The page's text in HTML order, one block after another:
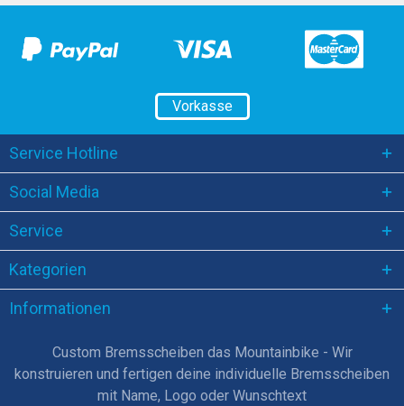
Vorkasse
Service Hotline
Social Media
Service
Kategorien
Informationen
Custom Bremsscheiben das Mountainbike - Wir
konstruieren und fertigen deine individuelle Bremsscheiben
mit Name, Logo oder Wunschtext